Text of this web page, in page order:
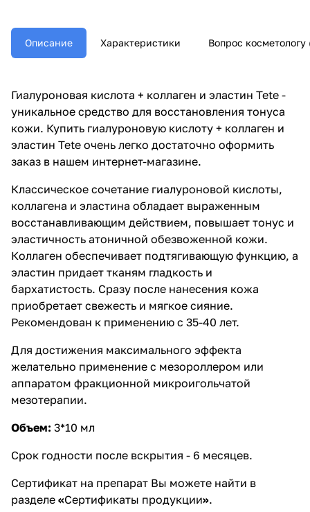
Описание Характеристики Вопрос косметологу
Гиалуроновая кислота + коллаген и эластин Tete -
уникальное средство для восстановления тонуса
кожи. Купить гиалуроновую кислоту + коллаген и
эластин Tete очень легко достаточно оформить
заказ в нашем интернет-магазине.
Классическое сочетание гиалуроновой кислоты,
коллагена и эластина обладает выраженным
восстанавливающим действием, повышает тонус и
эластичность атоничной обезвоженной кожи.
Коллаген обеспечивает подтягивающую функцию, а
эластин придает тканям гладкость и
бархатистость. Сразу после нанесения кожа
приобретает свежесть и мягкое сияние.
Рекомендован к применению с 35-40 лет.
Для достижения максимального эффекта
желательно применение с мезороллером или
аппаратом фракционной микроигольчатой
мезотерапии.
Объем: 3*10 мл
Срок годности после вскрытия - 6 месяцев.
Сертификат на препарат Вы можете найти в
разделе «Сертификаты продукции».